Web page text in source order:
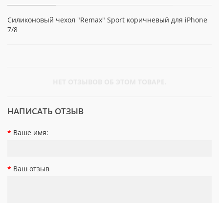
Силиконовый чехол "Remax" Sport коричневый для iPhone
7/8
НАПИСАТЬ ОТЗЫВ
Ваше имя:
Ваш отзыв